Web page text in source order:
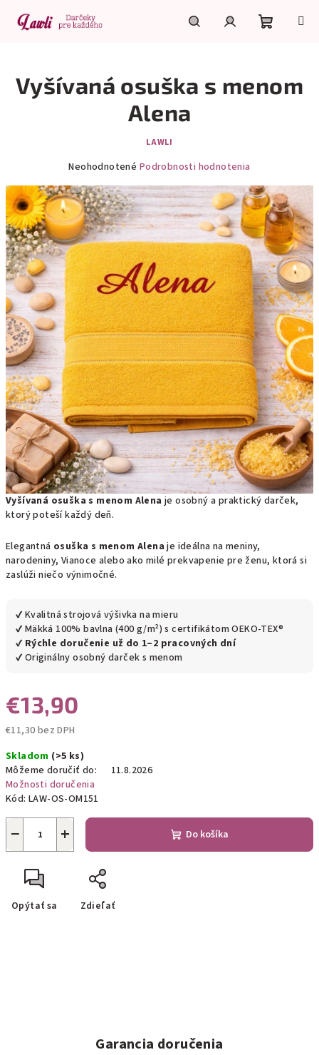
obsah
košík
Vyšívaná osuška s menom Alena je osobný a praktický darček,
ktorý poteší každý deň.
Elegantná osuška s menom Alena je ideálna na meniny,
narodeniny, Vianoce alebo ako milé prekvapenie pre ženu, ktorá si
zaslúži niečo výnimočné.
✔ Kvalitná strojová výšivka na mieru
✔ Mäkká 100% bavlna (400 g/m²) s certifikátom OEKO-TEX®
✔ Rýchle doručenie už do 1–2 pracovných dní
✔ Originálny osobný darček s menom
€13,90
€11,30 bez DPH
cena:
Skladom (>5 ks)
Môžeme doručiť do:
11.8.2026
Možnosti doručenia
Kód: LAW-OS-OM151
+
− Do košíka
Opýtať sa Zdieľať
Vyšívaná osuška s menom
Alena
LAWLI
produktu
je
0,0
z
5
hviezdičiek.
Neohodnotené Podrobnosti hodnotenia
Garancia doručenia